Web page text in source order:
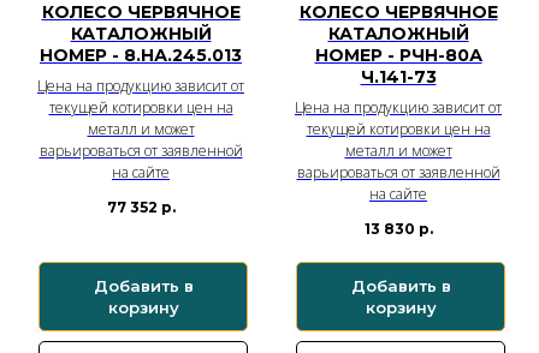
КОЛЕСО ЧЕРВЯЧНОЕ
КАТАЛОЖНЫЙ
НОМЕР - 8.НА.245.013
Цена на продукцию зависит от
текущей котировки цен на
металл и может
варьироваться от заявленной
на сайте
77 352 р.
Добавить в
корзину
КОЛЕСО ЧЕРВЯЧНОЕ
КАТАЛОЖНЫЙ
НОМЕР - РЧН-80А
Ч.141-73
Цена на продукцию зависит от
текущей котировки цен на
металл и может
варьироваться от заявленной
на сайте
13 830 р.
Добавить в
корзину